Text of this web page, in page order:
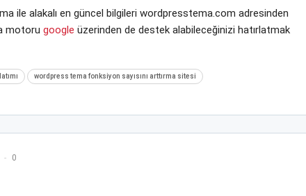
ile alakalı en güncel bilgileri wordpresstema.com adresinden
motoru google üzerinden de destek alabileceğinizi hatırlatmak
wordpress tema fonksiyon sayısını arttırma sitesi
0